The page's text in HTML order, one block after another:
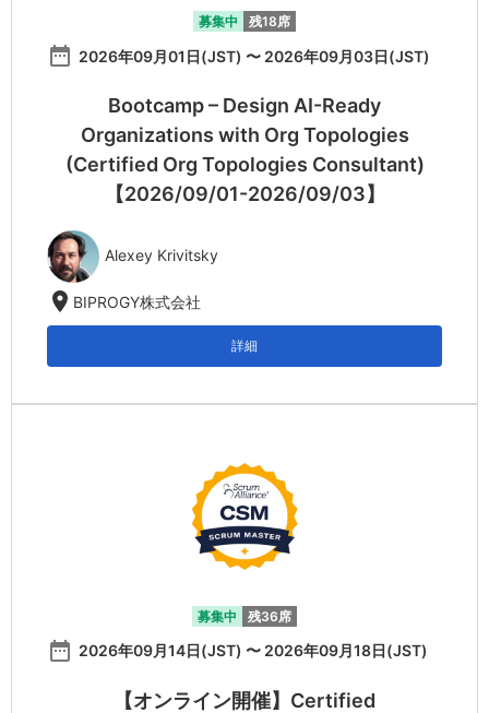
募集中 残18席
date_range 2026年09月01日(JST) 〜 2026年09月03日(JST)
Bootcamp – Design AI-Ready
Organizations with Org Topologies
(Certified Org Topologies Consultant)
【2026/09/01-2026/09/03】
Alexey Krivitsky
location_on BIPROGY株式会社
詳細
募集中 残36席
date_range 2026年09月14日(JST) 〜 2026年09月18日(JST)
【オンライン開催】Certified